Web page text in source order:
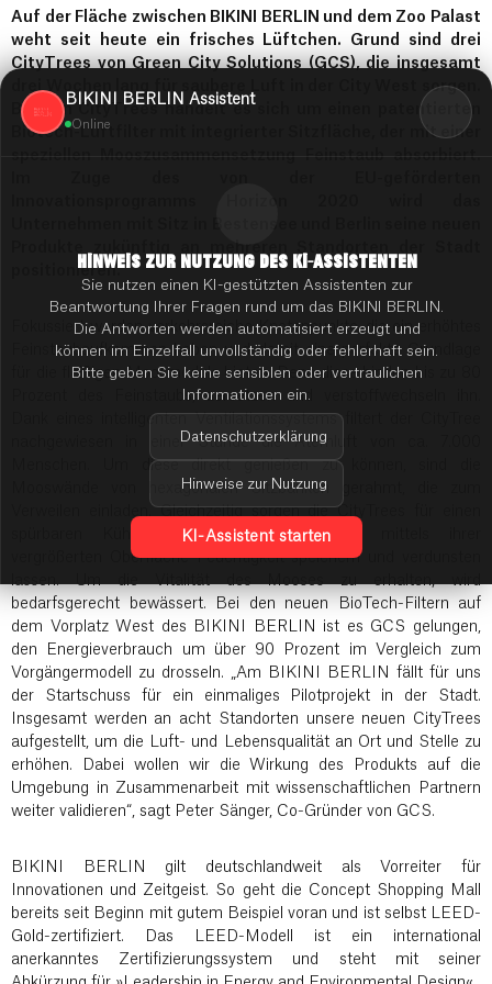
BIKINI BERLIN Assistent
Online
HINWEIS ZUR NUTZUNG DES KI-ASSISTENTEN
Sie nutzen einen KI-gestützten Assistenten zur
Beantwortung Ihrer Fragen rund um das BIKINI BERLIN.
Die Antworten werden automatisiert erzeugt und
können im Einzelfall unvollständig oder fehlerhaft sein.
Bitte geben Sie keine sensiblen oder vertraulichen
Informationen ein.
Datenschutzerklärung
Hinweise zur Nutzung
KI-Assistent starten
Auf der Fläche zwischen BIKINI BERLIN und dem Zoo Palast
weht seit heute ein frisches Lüftchen. Grund sind drei
CityTrees von Green City Solutions (GCS), die insgesamt
drei Wochen lang für saubere Luft in der City West sorgen.
Bei den CityTrees handelt es sich um einen patentierten
Biotech-Luftfilter mit integrierter Sitzfläche, der mit einer
speziellen Mooszusammensetzung Feinstaub absorbiert.
positionieren.
Fokussiert werden verkehrsreiche Knotenpunkte, die ein erhöhtes
Feinstaubaufkommen haben und damit eine perfekte Grundlage
für die fleißigen Moosmodule bieten. Denn diese binden bis zu 80
Prozent des Feinstaubs, zersetzen und verstoffwechseln ihn.
Dank eines intelligenten Ventilationssystems filtert der CityTree
nachgewiesen in einer Stunde die Atemluft von ca. 7.000
Menschen. Um diese direkt genießen zu können, sind die
Mooswände von hexagonalen Sitzbänken gerahmt, die zum
Verweilen einladen. Gleichzeitig sorgen die CityTrees für einen
spürbaren Kühlungseffekt, da die Moose mittels ihrer
vergrößerten Oberfläche Feuchtigkeit speichern und verdunsten
lassen. Um die Vitalität des Mooses zu erhalten, wird
bedarfsgerecht bewässert. Bei den neuen BioTech-Filtern auf
dem Vorplatz West des BIKINI BERLIN ist es GCS gelungen,
den Energieverbrauch um über 90 Prozent im Vergleich zum
Vorgängermodell zu drosseln. „Am BIKINI BERLIN fällt für uns
der Startschuss für ein einmaliges Pilotprojekt in der Stadt.
Insgesamt werden an acht Standorten unsere neuen CityTrees
aufgestellt, um die Luft- und Lebensqualität an Ort und Stelle zu
erhöhen. Dabei wollen wir die Wirkung des Produkts auf die
Umgebung in Zusammenarbeit mit wissenschaftlichen Partnern
weiter validieren“, sagt Peter Sänger, Co-Gründer von GCS.
BIKINI BERLIN gilt deutschlandweit als Vorreiter für
Innovationen und Zeitgeist. So geht die Concept Shopping Mall
bereits seit Beginn mit gutem Beispiel voran und ist selbst LEED-
Gold-zertifiziert. Das LEED-Modell ist ein international
anerkanntes Zertifizierungssystem und steht mit seiner